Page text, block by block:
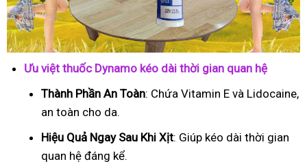
Ưu việt thuốc Dynamo kéo dài thời gian quan hệ
Thành Phần An Toàn: Chứa Vitamin E và Lidocaine,
an toàn cho da.
Hiệu Quả Ngay Sau Khi Xịt: Giúp kéo dài thời gian
quan hệ đáng kể.